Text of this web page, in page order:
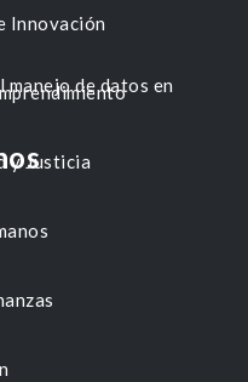
Innovación
y Justicia
de datos en